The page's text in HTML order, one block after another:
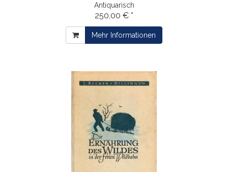
Antiquarisch
250,00 € *
Mehr Informationen